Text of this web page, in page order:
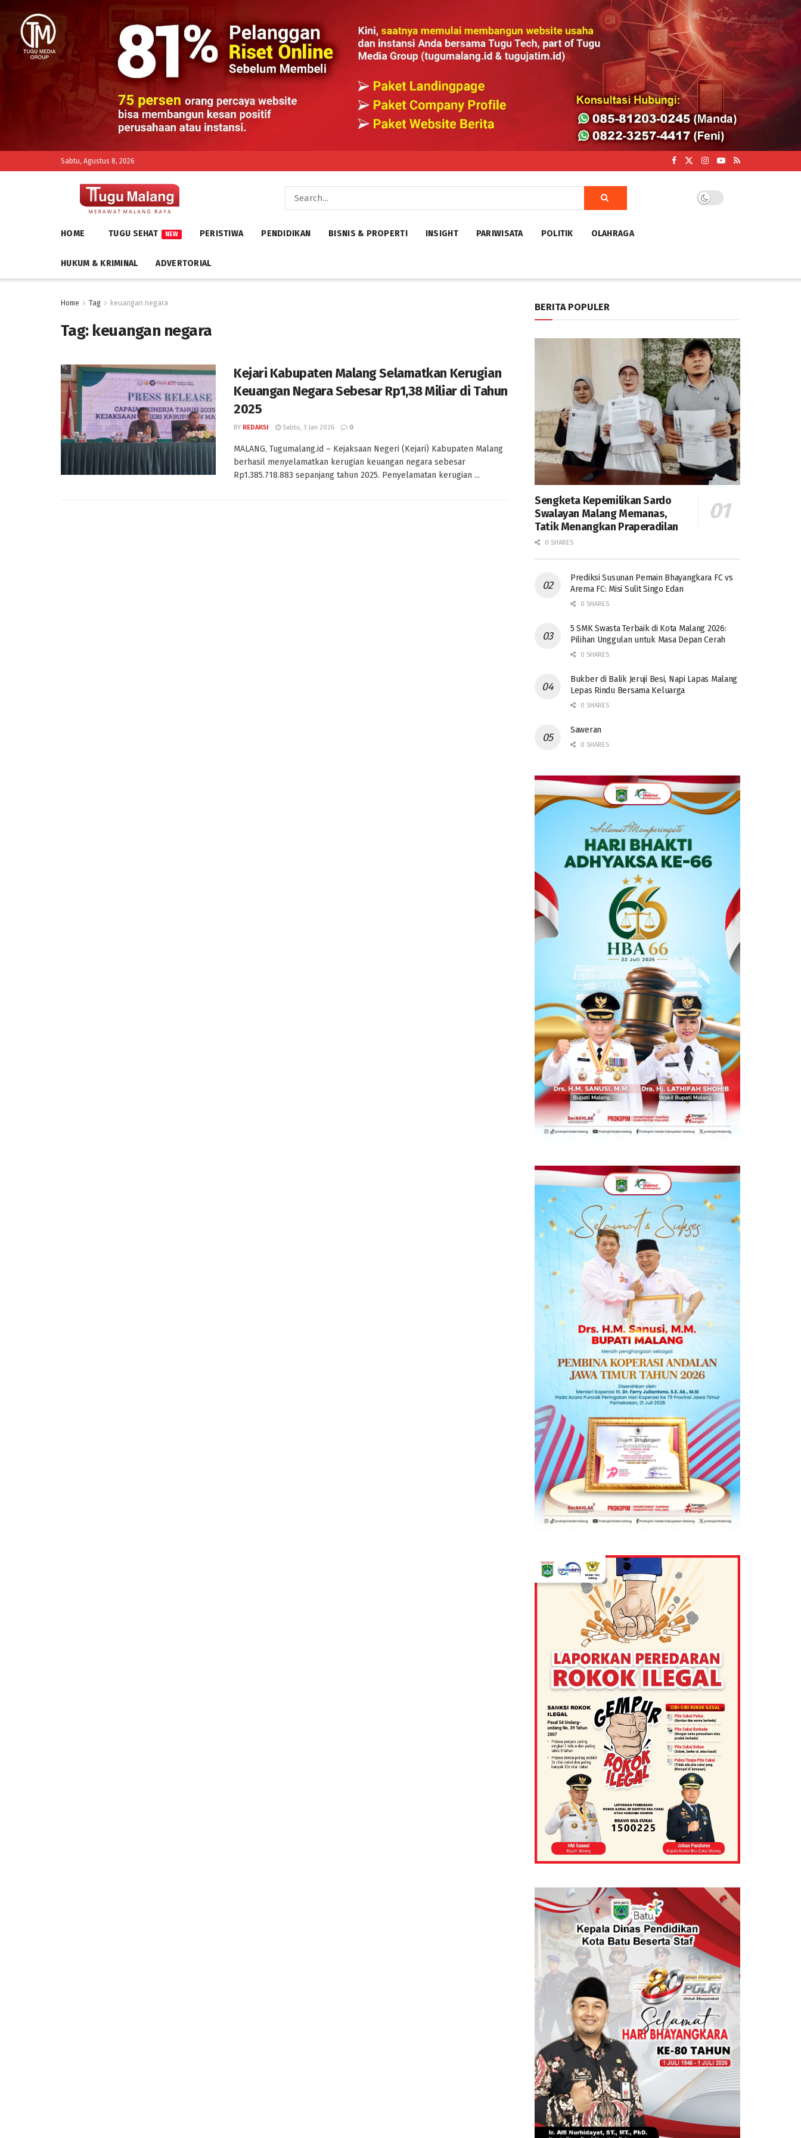
Sabtu, Agustus 8, 2026
HOME TUGU SEHAT NEW PERISTIWA PENDIDIKAN BISNIS & PROPERTI INSIGHT PARIWISATA POLITIK OLAHRAGA
HUKUM & KRIMINAL ADVERTORIAL
Home Tag keuangan negara
Tag: keuangan negara
Kejari Kabupaten Malang Selamatkan Kerugian
Keuangan Negara Sebesar Rp1,38 Miliar di Tahun
2025
BY REDAKSI Sabtu, 3 Jan 2026 0
MALANG, Tugumalang.id – Kejaksaan Negeri (Kejari) Kabupaten Malang
berhasil menyelamatkan kerugian keuangan negara sebesar
Rp1.385.718.883 sepanjang tahun 2025. Penyelamatan kerugian ...
BERITA POPULER
Sengketa Kepemilikan Sardo
Swalayan Malang Memanas,
Tatik Menangkan Praperadilan
0 SHARES
Prediksi Susunan Pemain Bhayangkara FC vs
Arema FC: Misi Sulit Singo Edan
0 SHARES
5 SMK Swasta Terbaik di Kota Malang 2026:
Pilihan Unggulan untuk Masa Depan Cerah
0 SHARES
Bukber di Balik Jeruji Besi, Napi Lapas Malang
Lepas Rindu Bersama Keluarga
0 SHARES
Saweran
0 SHARES